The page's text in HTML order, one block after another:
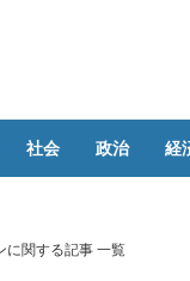
社会 政治 経
に関する記事 一覧